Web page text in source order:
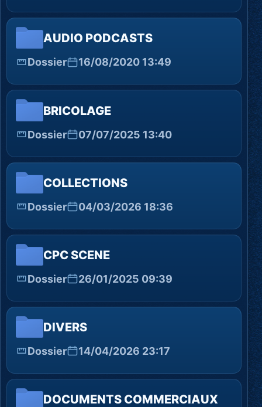
AUDIO PODCASTS
Dossier 16/08/2020 13:49
BRICOLAGE
Dossier 07/07/2025 13:40
COLLECTIONS
Dossier 04/03/2026 18:36
CPC SCENE
Dossier 26/01/2025 09:39
DIVERS
Dossier 14/04/2026 23:17
DOCUMENTS COMMERCIAUX